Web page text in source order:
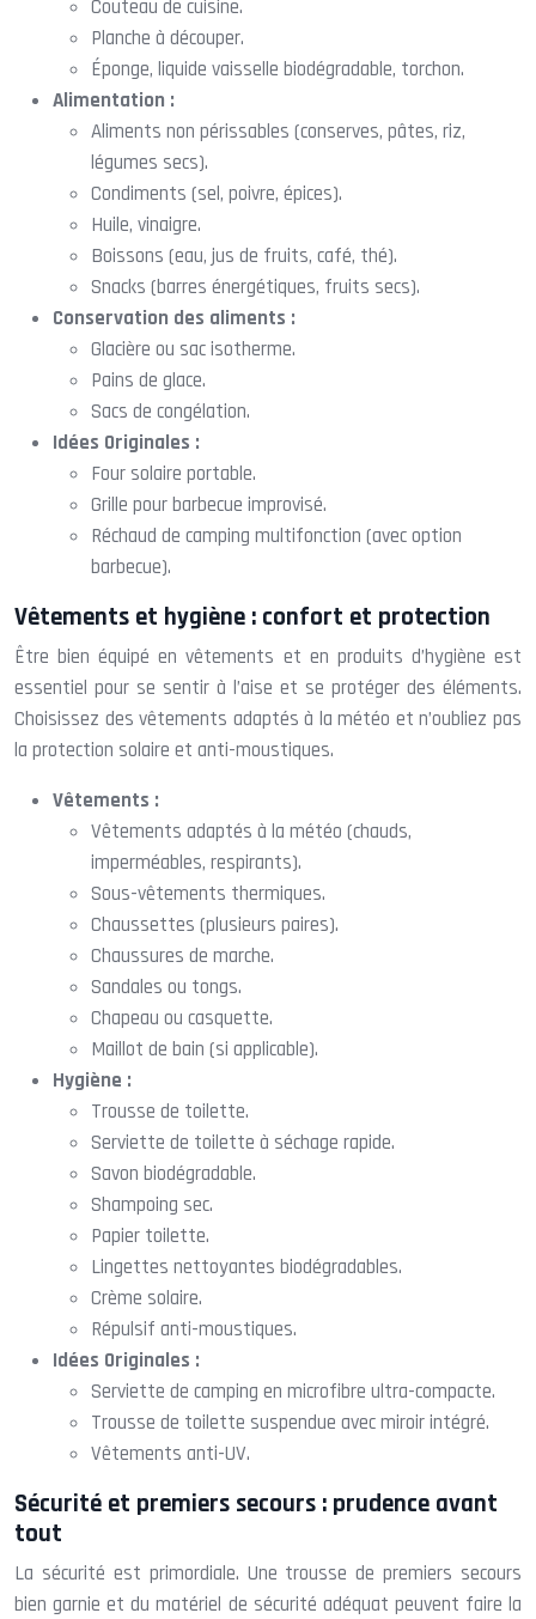
Couteau de cuisine.
Planche à découper.
Éponge, liquide vaisselle biodégradable, torchon.
Alimentation :
Aliments non périssables (conserves, pâtes, riz,
légumes secs).
Condiments (sel, poivre, épices).
Huile, vinaigre.
Boissons (eau, jus de fruits, café, thé).
Snacks (barres énergétiques, fruits secs).
Conservation des aliments :
Glacière ou sac isotherme.
Pains de glace.
Sacs de congélation.
Idées Originales :
Four solaire portable.
Grille pour barbecue improvisé.
Réchaud de camping multifonction (avec option
barbecue).
Vêtements et hygiène : confort et protection
Être bien équipé en vêtements et en produits d’hygiène est
essentiel pour se sentir à l’aise et se protéger des éléments.
Choisissez des vêtements adaptés à la météo et n’oubliez pas
la protection solaire et anti-moustiques.
Vêtements :
Vêtements adaptés à la météo (chauds,
imperméables, respirants).
Sous-vêtements thermiques.
Chaussettes (plusieurs paires).
Chaussures de marche.
Sandales ou tongs.
Chapeau ou casquette.
Maillot de bain (si applicable).
Hygiène :
Trousse de toilette.
Serviette de toilette à séchage rapide.
Savon biodégradable.
Shampoing sec.
Papier toilette.
Lingettes nettoyantes biodégradables.
Crème solaire.
Répulsif anti-moustiques.
Idées Originales :
Serviette de camping en microfibre ultra-compacte.
Trousse de toilette suspendue avec miroir intégré.
Vêtements anti-UV.
Sécurité et premiers secours : prudence avant
tout
La sécurité est primordiale. Une trousse de premiers secours
bien garnie et du matériel de sécurité adéquat peuvent faire la